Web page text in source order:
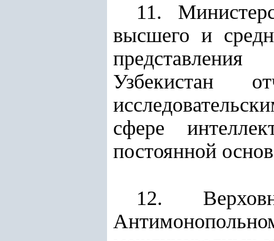
11.
высшего и
Узбекистан
сфере
постоянной
12.